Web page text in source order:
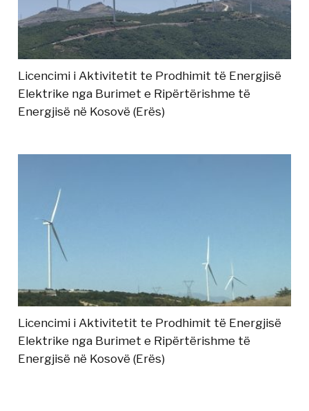
Licencimi i Aktivitetit te Prodhimit të Energjisë
Elektrike nga Burimet e Ripërtërishme të
Energjisë në Kosovë (Erës)
Licencimi i Aktivitetit te Prodhimit të Energjisë
Elektrike nga Burimet e Ripërtërishme të
Energjisë në Kosovë (Erës)